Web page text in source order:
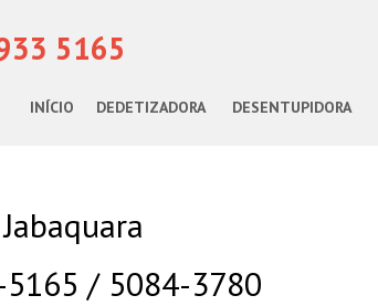
5165
INÍCIO DEDETIZADORA DESENTUPIDORA
/ 5084-3780